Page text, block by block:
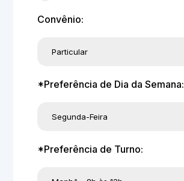
Convênio:
*Preferência de Dia da Semana:
*Preferência de Turno: